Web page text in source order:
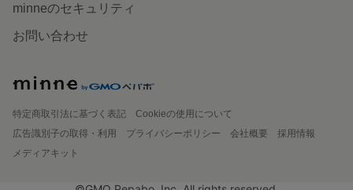
minneのセキュリティ
お問い合わせ
特定商取引法に基づく表記
Cookieの使用について
広告識別子の取得・利用
プライバシーポリシー 会社概要
採用情報
メディアキット